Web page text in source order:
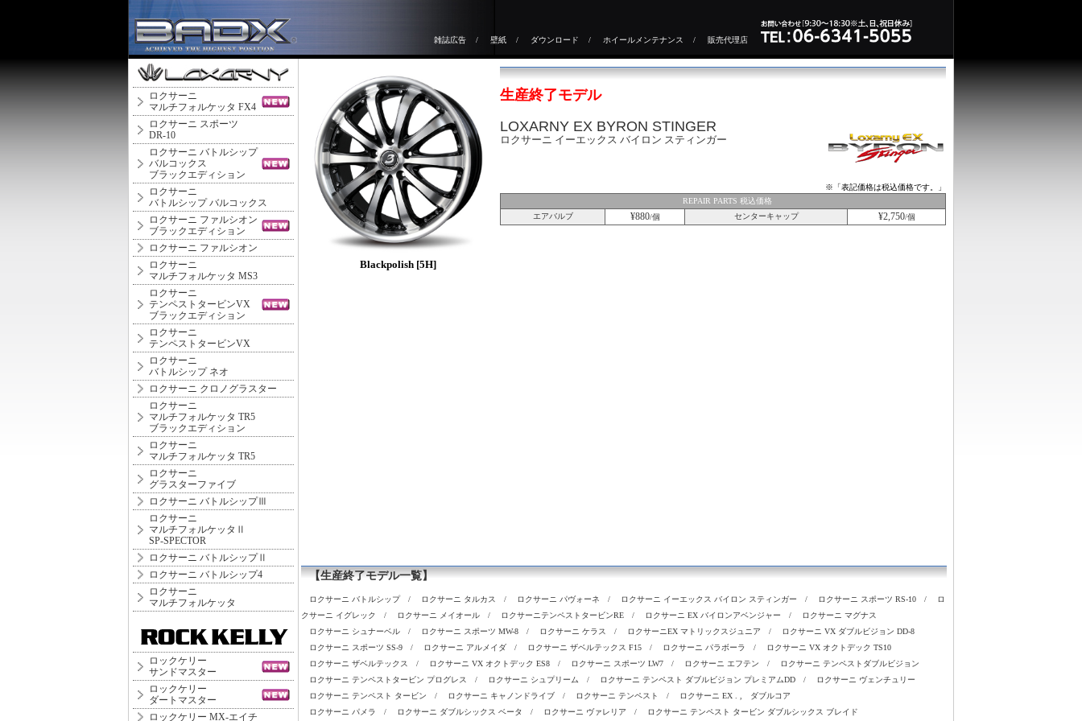
雑誌広告 / 壁紙 / ダウンロード / ホイールメンテナンス / 販売代理店
ロクサーニ
マルチフォルケッタ FX4
ロクサーニ スポーツ
DR-10
ロクサーニ バトルシップ
バルコックス
ブラックエディション
ロクサーニ
バトルシップ バルコックス
ロクサーニ ファルシオン
ブラックエディション
ロクサーニ ファルシオン
ロクサーニ
マルチフォルケッタ MS3
ロクサーニ
テンペストタービンVX
ブラックエディション
ロクサーニ
テンペストタービンVX
ロクサーニ
バトルシップ ネオ
ロクサーニ クロノグラスター
ロクサーニ
マルチフォルケッタ TR5
ブラックエディション
ロクサーニ
マルチフォルケッタ TR5
ロクサーニ
グラスターファイブ
ロクサーニ バトルシップⅢ
ロクサーニ
マルチフォルケッタⅡ
SP-SPECTOR
ロクサーニ バトルシップⅡ
ロクサーニ バトルシップ4
ロクサーニ
マルチフォルケッタ
ロックケリー
サンドマスター
ロックケリー
ダートマスター
ロックケリー MX-エイチ
Blackpolish [5H]
生産終了モデル
LOXARNY EX BYRON STINGER
ロクサーニ イーエックス バイロン スティンガー
※「表記価格は税込価格です。」
REPAIR PARTS 税込価格
エアバルブ
¥880/個 センターキャップ ¥2,750/個
【生産終了モデル一覧】
ロクサーニ バトルシップ / ロクサーニ タルカス / ロクサーニ パヴォーネ / ロクサーニ イーエックス バイロン スティンガー / ロクサーニ スポーツ RS-10 /
ロ
クサーニ イグレック
/ ロクサーニ メイオール / ロクサーニテンペストタービンRE / ロクサーニ EX バイロンアベンジャー /
ロクサーニ マグナス
ロクサーニ シュナーベル
/ ロクサーニ スポーツ MW-8 / ロクサーニ ケラス / ロクサーニEX マトリックスジュニア /
ロクサーニ VX ダブルビジョン DD-8
ロクサーニ スポーツ SS-9
/ ロクサーニ アルメイダ / ロクサーニ ザベルテックス F15 / ロクサーニ パラボーラ /
ロクサーニ VX オクトデック TS10
ロクサーニ ザベルテックス
/ ロクサーニ VX オクトデック ES8 / ロクサーニ スポーツ LW7 / ロクサーニ エフテン /
ロクサーニ テンペストダブルビジョン
ロクサーニ テンペストタービン プログレス
/ ロクサーニ シュプリーム / ロクサーニ テンペスト ダブルビジョン プレミアムDD /
ロクサーニ ヴェンチュリー
ロクサーニ テンペスト タービン
/ ロクサーニ キャノンドライブ / ロクサーニ テンペスト /
ロクサーニ EX . , ダブルコア
ロクサーニ パメラ
/ ロクサーニ ダブルシックス ベータ / ロクサーニ ヴァレリア / ロクサーニ テンペスト タービン ダブルシックス ブレイド